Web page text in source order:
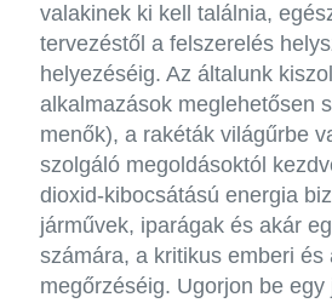
valakinek ki kell találnia,
tervezéstől a felszerelés
helyezéséig. Az általunk
alkalmazások meglehetősen
menők), a rakéták világűrbe
szolgáló megoldásoktól
dioxid-kibocsátású energia
járművek, iparágak és akár
számára, a kritikus emberi és
megőrzéséig. Ugorjon be egy